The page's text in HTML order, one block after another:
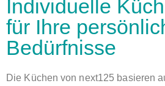
Individuelle
für Ihre
Bedürfnisse
Die Küchen von next125 basieren